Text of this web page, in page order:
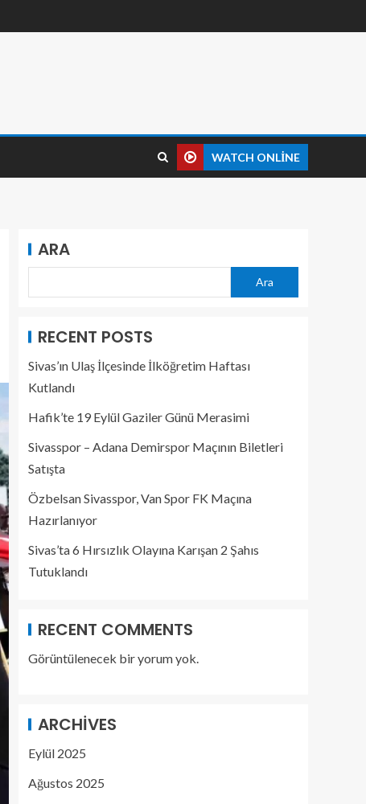
WATCH ONLINE
ARA
Ara
RECENT POSTS
Sivas’ın Ulaş İlçesinde İlköğretim Haftası
Kutlandı
Hafik’te 19 Eylül Gaziler Günü Merasimi
Sivasspor – Adana Demirspor Maçının Biletleri
Satışta
Özbelsan Sivasspor, Van Spor FK Maçına
Hazırlanıyor
Sivas’ta 6 Hırsızlık Olayına Karışan 2 Şahıs
Tutuklandı
RECENT COMMENTS
Görüntülenecek bir yorum yok.
ARCHIVES
Eylül 2025
Ağustos 2025